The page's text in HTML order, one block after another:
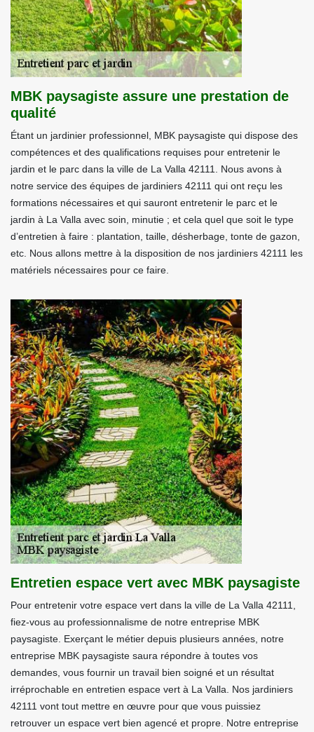
MBK paysagiste assure une prestation de
qualité
Étant un jardinier professionnel, MBK paysagiste qui dispose des
compétences et des qualifications requises pour entretenir le
jardin et le parc dans la ville de La Valla 42111. Nous avons à
notre service des équipes de jardiniers 42111 qui ont reçu les
formations nécessaires et qui sauront entretenir le parc et le
jardin à La Valla avec soin, minutie ; et cela quel que soit le type
d’entretien à faire : plantation, taille, désherbage, tonte de gazon,
etc. Nous allons mettre à la disposition de nos jardiniers 42111 les
matériels nécessaires pour ce faire.
Entretien espace vert avec MBK paysagiste
Pour entretenir votre espace vert dans la ville de La Valla 42111,
fiez-vous au professionnalisme de notre entreprise MBK
paysagiste. Exerçant le métier depuis plusieurs années, notre
entreprise MBK paysagiste saura répondre à toutes vos
demandes, vous fournir un travail bien soigné et un résultat
irréprochable en entretien espace vert à La Valla. Nos jardiniers
42111 vont tout mettre en œuvre pour que vous puissiez
retrouver un espace vert bien agencé et propre. Notre entreprise